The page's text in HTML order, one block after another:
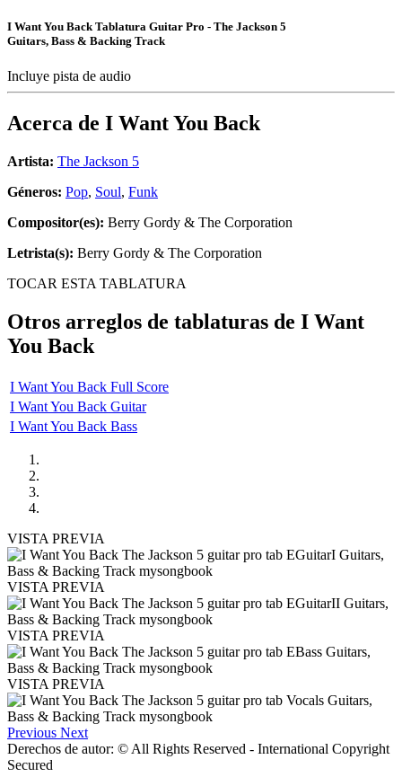
I Want You Back Tablatura Guitar Pro - The Jackson 5
Guitars, Bass & Backing Track
Incluye pista de audio
Acerca de I Want You Back
Artista: The Jackson 5
Géneros: Pop, Soul, Funk
Compositor(es): Berry Gordy & The Corporation
Letrista(s): Berry Gordy & The Corporation
TOCAR ESTA TABLATURA
Otros arreglos de tablaturas de I Want
You Back
I Want You Back Full Score
I Want You Back Guitar
I Want You Back Bass
VISTA PREVIA
VISTA PREVIA
VISTA PREVIA
VISTA PREVIA
Previous Next
Derechos de autor: © All Rights Reserved - International Copyright
Secured